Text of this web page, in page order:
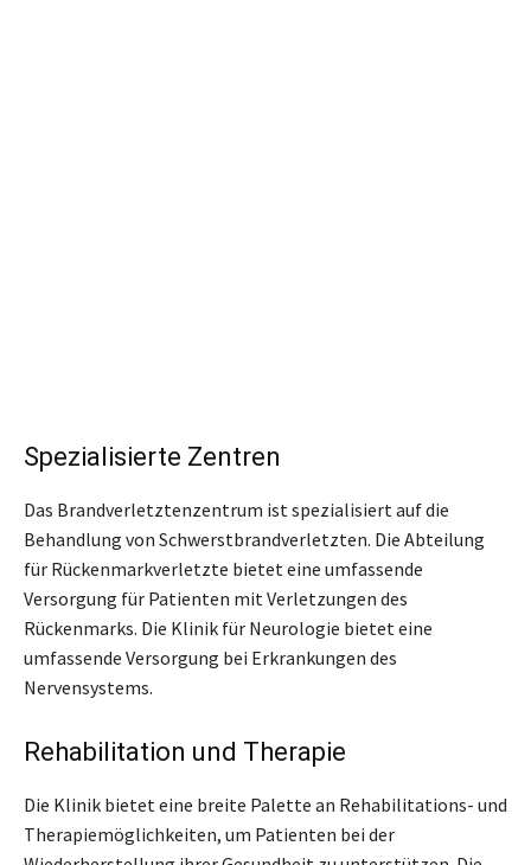
Spezialisierte Zentren
Das Brandverletztenzentrum ist spezialisiert auf die
Behandlung von Schwerstbrandverletzten. Die Abteilung
für Rückenmarkverletzte bietet eine umfassende
Versorgung für Patienten mit Verletzungen des
Rückenmarks. Die Klinik für Neurologie bietet eine
umfassende Versorgung bei Erkrankungen des
Nervensystems.
Rehabilitation und Therapie
Die Klinik bietet eine breite Palette an Rehabilitations- und
Therapiemöglichkeiten, um Patienten bei der